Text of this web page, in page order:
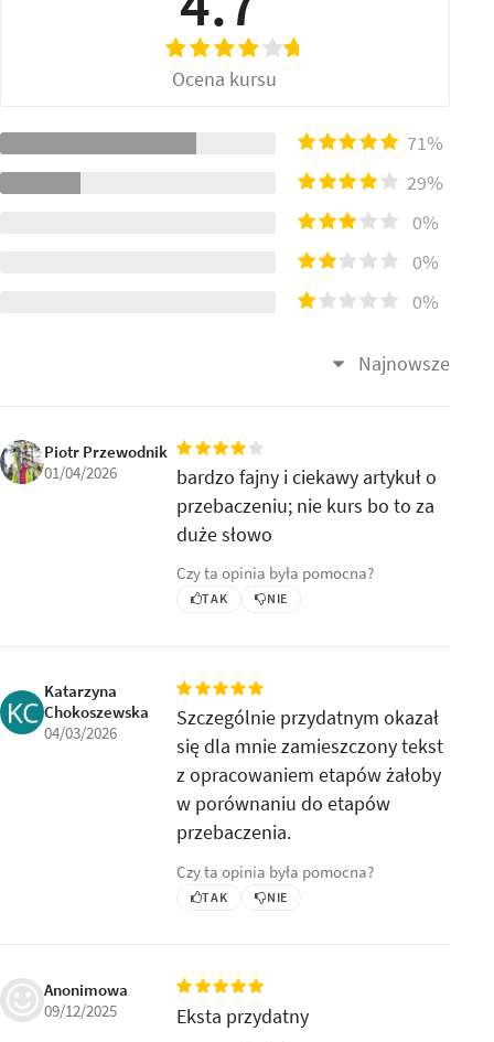
Ocena kursu
71%
29%
0%
0%
0%
Najnowsze
Piotr Przewodnik
01/04/2026
bardzo fajny i ciekawy artykuł o
przebaczeniu; nie kurs bo to za
duże słowo
Czy ta opinia była pomocna?
TAK NIE
Katarzyna
Chokoszewska
04/03/2026
Szczególnie przydatnym okazał
się dla mnie zamieszczony tekst
z opracowaniem etapów żałoby
w porównaniu do etapów
przebaczenia.
Czy ta opinia była pomocna?
TAK NIE
Anonimowa
09/12/2025
Eksta przydatny